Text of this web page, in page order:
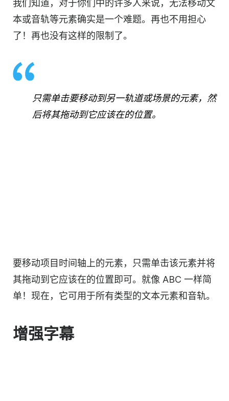
我们知道，对于你们中的许多人来说，无法移动文
本或音轨等元素确实是一个难题。再也不用担心
了！再也没有这样的限制了。
只需单击要移动到另一轨道或场景的元素，然
后将其拖动到它应该在的位置。
要移动项目时间轴上的元素，只需单击该元素并将
其拖动到它应该在的位置即可。就像 ABC 一样简
单！现在，它可用于所有类型的文本元素和音轨。
增强字幕